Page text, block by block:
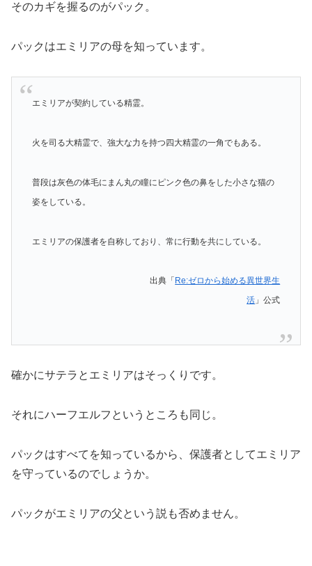
そのカギを握るのがパック。
パックはエミリアの母を知っています。
エミリアが契約している精霊。
火を司る大精霊で、強大な力を持つ四大精霊の一角でもある。
普段は灰色の体毛にまん丸の瞳にピンク色の鼻をした小さな猫の
姿をしている。
エミリアの保護者を自称しており、常に行動を共にしている。
出典「 Re:ゼロから始める異世界生
活 」公式
確かにサテラとエミリアはそっくりです。
それにハーフエルフというところも同じ。
パックはすべてを知っているから、保護者としてエミリア
を守っているのでしょうか。
パックがエミリアの父という説も否めません。